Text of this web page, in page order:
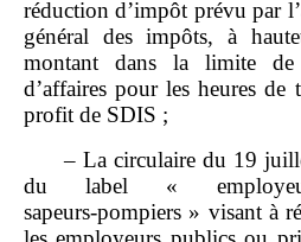
réduction d’impôt prévu par
général des impôts, à
montant dans la limite
d’affaires pour les heures
profit de SDIS ;
– La circulaire du 19
du label «
sapeurs‑pompiers » visant à